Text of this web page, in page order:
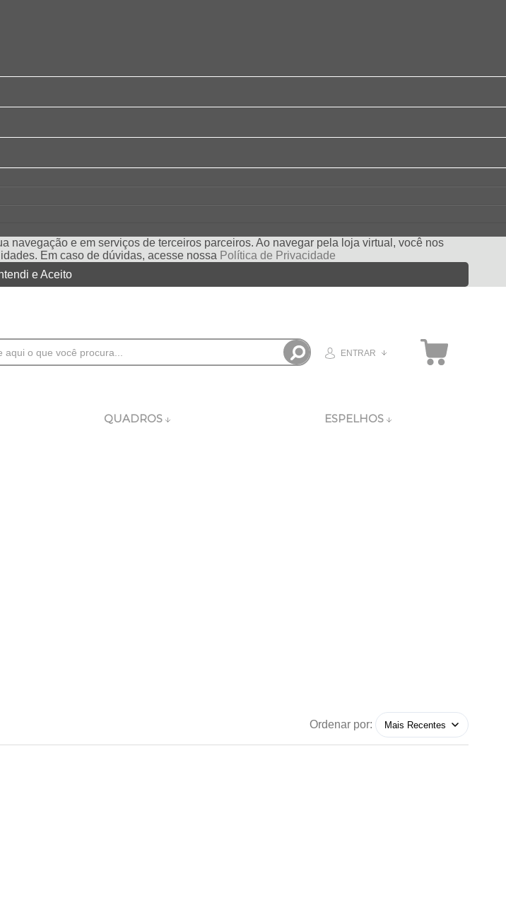
e em serviços de terceiros parceiros. Ao navegar pela loja virtual, você nos
Em caso de dúvidas, acesse nossa Política de Privacidade
e Aceito
ENTRAR
QUADROS ESPELHOS
Ordenar por: